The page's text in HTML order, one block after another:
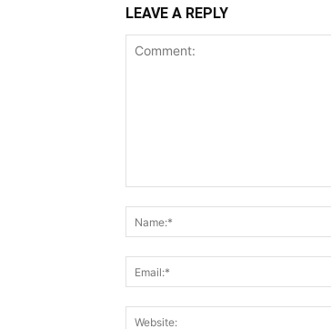
LEAVE A REPLY